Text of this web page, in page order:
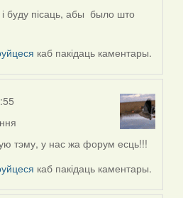
буду пісаць, абы было што
каб пакідаць каментары.
тэму, у нас жа форум есць!!!
каб пакідаць каментары.